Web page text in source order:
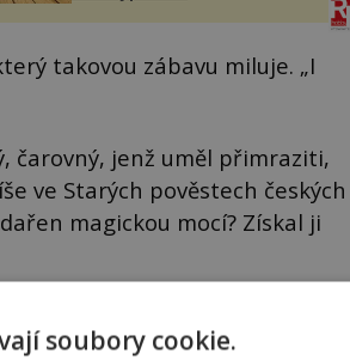
sporu m...
takovou zábavu miluje. „I
čarovný, jenž uměl přimraziti,
ve Starých pověstech českých
magickou mocí? Získal ji
soubory cookie.